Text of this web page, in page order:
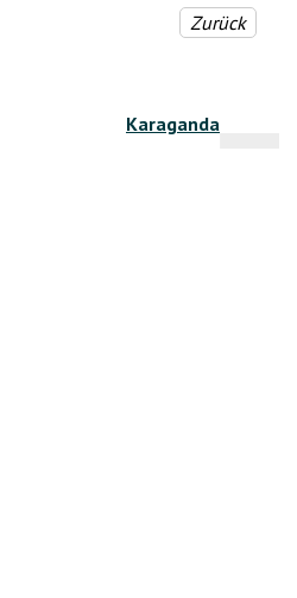
Zurück
Karaganda